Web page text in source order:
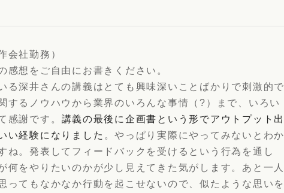
会社勤務）
感想をご自由にお書きください。
る深井さんの講義はとても興味深いことばかりで刺激的で
するノウハウから業界のいろんな事情（?）まで、いろい
感謝です。 講義の最後に企画書という形でアウトプット出
い経験になりました 。やっぱり実際にやってみないとわか
ね。発表してフィードバックを受けるという行為を通し
何をやりたいのかが少し見えてきた気がします。あと一人
ってもなかなか行動を起こせないので、似たような思いを